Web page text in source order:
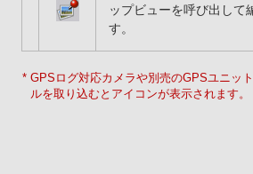
ップビューを呼び出して
す。
* GPSログ対応カメラや別売のGPSユニッ
ルを取り込むとアイコンが表示されます。